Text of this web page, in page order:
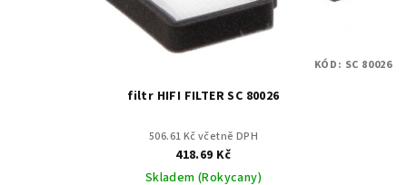
filtr HIFI FILTER SC 80026
506.61 Kč včetně DPH
418.69 Kč
Skladem (Rokycany)
KÓD: SC 80026